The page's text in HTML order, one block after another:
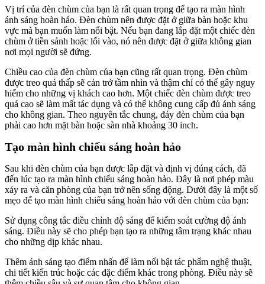
Vị trí của đèn chùm của bạn là rất quan trọng để tạo ra màn hình
ánh sáng hoàn hảo. Đèn chùm nên được đặt ở giữa bàn hoặc khu
vực mà bạn muốn làm nổi bật. Nếu bạn đang lắp đặt một chiếc đèn
chùm ở tiền sảnh hoặc lối vào, nó nên được đặt ở giữa không gian
nơi mọi người sẽ đứng.
Chiều cao của đèn chùm của bạn cũng rất quan trọng. Đèn chùm
được treo quá thấp sẽ cản trở tầm nhìn và thậm chí có thể gây nguy
hiểm cho những vị khách cao hơn. Một chiếc đèn chùm được treo
quá cao sẽ làm mất tác dụng và có thể không cung cấp đủ ánh sáng
cho không gian. Theo nguyên tắc chung, đáy đèn chùm của bạn
phải cao hơn mặt bàn hoặc sàn nhà khoảng 30 inch.
Tạo màn hình chiếu sáng hoàn hảo
Sau khi đèn chùm của bạn được lắp đặt và định vị đúng cách, đã
đến lúc tạo ra màn hình chiếu sáng hoàn hảo. Đây là nơi phép màu
xảy ra và căn phòng của bạn trở nên sống động. Dưới đây là một số
mẹo để tạo màn hình chiếu sáng hoàn hảo với đèn chùm của bạn:
Sử dụng công tắc điều chỉnh độ sáng để kiểm soát cường độ ánh
sáng. Điều này sẽ cho phép bạn tạo ra những tâm trạng khác nhau
cho những dịp khác nhau.
Thêm ánh sáng tạo điểm nhấn để làm nổi bật tác phẩm nghệ thuật,
chi tiết kiến trúc hoặc các đặc điểm khác trong phòng. Điều này sẽ